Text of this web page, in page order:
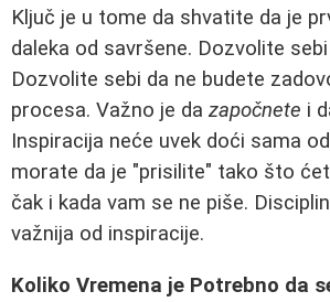
Ključ je u tome da shvatite da je
daleka od savršene. Dozvolite
Dozvolite sebi da ne budete
procesa. Važno je da započnete i
Inspiracija neće uvek doći sama
morate da je "prisilite" tako što
čak i kada vam se ne piše.
važnija od inspiracije.
Koliko Vremena je Potrebno da